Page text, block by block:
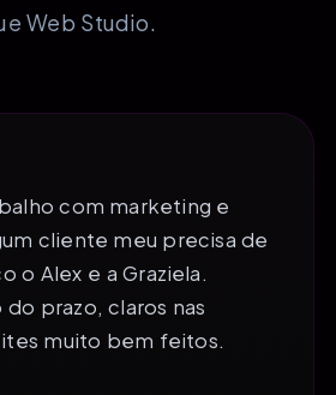
Web Studio.
com marketing e
cliente meu precisa de
o Alex e a Graziela.
prazo, claros nas
muito bem feitos.